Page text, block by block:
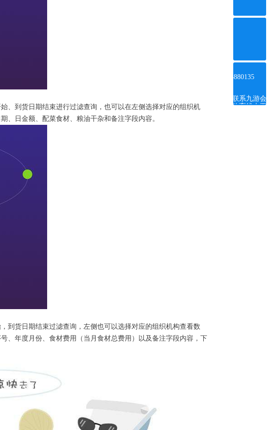
、到货日期结束进行过滤查询，也可以在左侧选择对应的组织机
、日金额、配菜食材、粮油干杂和备注字段内容。
到货日期结束过滤查询，左侧也可以选择对应的组织机构查看数
、年度月份、食材费用（当月食材总费用）以及备注字段内容，下
联系九游会
体育线上平
4008880135